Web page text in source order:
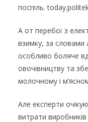
поспіль.
А от перебої з
взимку, за словами
особливо боляче
овочівництву та
молочному і
Але експерти
витрати